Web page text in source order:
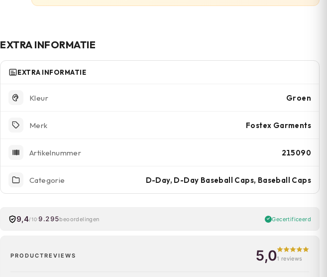
EXTRA INFORMATIE
EXTRA INFORMATIE
Kleur Groen
Merk Fostex Garments
Artikelnummer 215090
Categorie D-Day, D-Day Baseball Caps, Baseball Caps
9,4/10 9.295beoordelingen Gecertificeerd
PRODUCTREVIEWS 5,01 reviews